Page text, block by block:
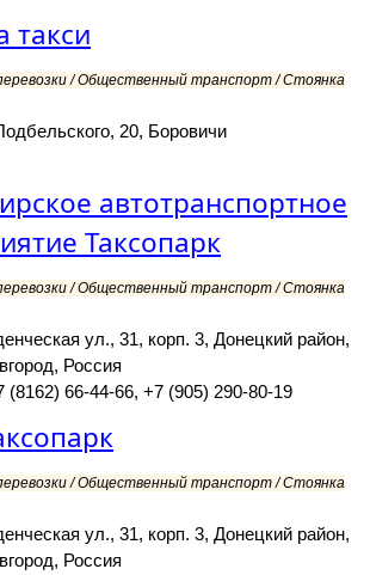
такси
/ Общественный транспорт / Стоянка
20, Боровичи
автотранспортное
Таксопарк
/ Общественный транспорт / Стоянка
ул., 31, корп. 3, Донецкий район,
Россия
66-44-66, +7 (905) 290-80-19
/ Общественный транспорт / Стоянка
ул., 31, корп. 3, Донецкий район,
Россия